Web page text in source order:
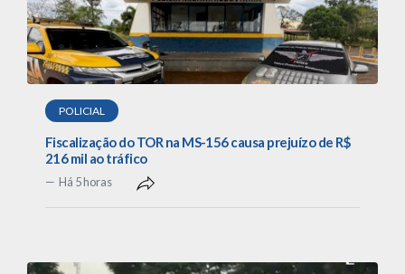
POLICIAL
Fiscalização do TOR na MS-156 causa prejuízo de R$
216 mil ao tráfico
Há 5 horas